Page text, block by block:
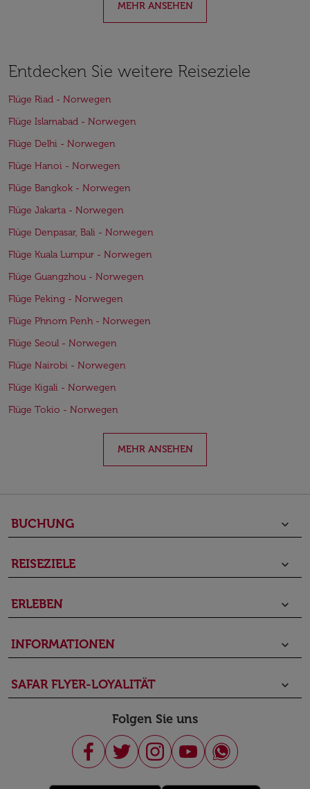
MEHR ANSEHEN
Entdecken Sie weitere Reiseziele
Flüge Riad - Norwegen
Flüge Islamabad - Norwegen
Flüge Delhi - Norwegen
Flüge Hanoi - Norwegen
Flüge Bangkok - Norwegen
Flüge Jakarta - Norwegen
Flüge Denpasar, Bali - Norwegen
Flüge Kuala Lumpur - Norwegen
Flüge Guangzhou - Norwegen
Flüge Peking - Norwegen
Flüge Phnom Penh - Norwegen
Flüge Seoul - Norwegen
Flüge Nairobi - Norwegen
Flüge Kigali - Norwegen
Flüge Tokio - Norwegen
MEHR ANSEHEN
BUCHUNG keyboard_arrow_down
REISEZIELE keyboard_arrow_down
ERLEBEN keyboard_arrow_down
INFORMATIONEN keyboard_arrow_down
SAFAR FLYER-LOYALITÄT keyboard_arrow_down
Folgen Sie uns